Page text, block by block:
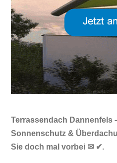
Terrassendach Dannenfels
Sonnenschutz &
Sie doch mal vorbei ✉ ✔.